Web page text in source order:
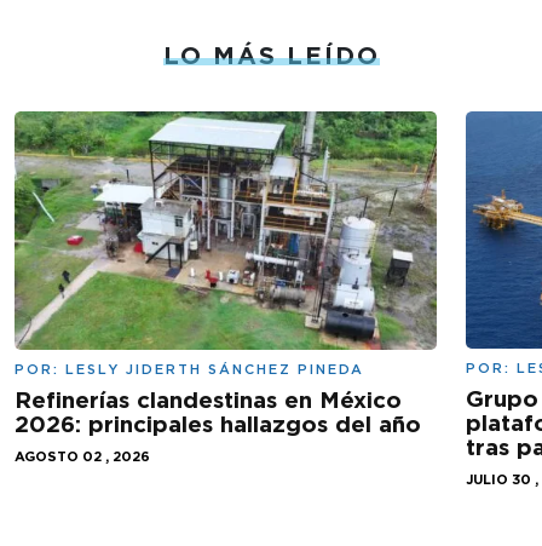
LO MÁS LEÍDO
POR: LESLY JIDERTH SÁNCHEZ PINEDA
Refinerías clandestinas en México
2026: principales hallazgos del año
AGOSTO 02 , 2026
POR:
tras
JULIO 30